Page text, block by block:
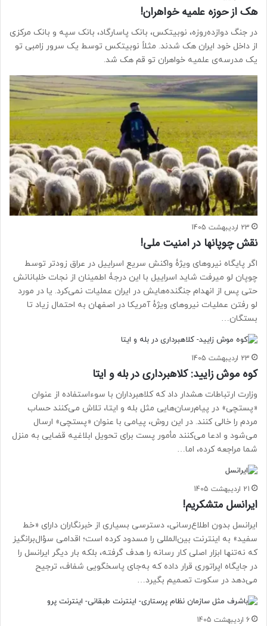
هک از حوزه علمیه خواهران!
در جنگ دوازده‌روزه، نوبیتکس، بانک پاسارگاد، بانک سپه و بانک مرکزی
از داخل خود ایران هک شدند. مثلاً نوبیتکس توسط یک سرور زامبی تو
یک مدرسه‌ی علمیه خواهران تو قم هک شد.
23 اردیبهشت 1405
نقش چوپانها در امنیت ملی!
اگر پایگاه نیروهای ویژۀ واکنش سریع اسراییل در عراق زودتر توسط
چوپان لو میرفت شاید اسراییل با این درجۀ اطمینان از نجات خلبانانش
حتی پس از انهدام جنگنده‌هایش در ایران عملیات نمی‌کرد. یا در مورد
لو رفتن عملیات نیروهای ویژۀ آمریکا در اصفهان به احتمال زیاد تا
بستگان…
23 اردیبهشت 1405
کوه موش زایید: کلاهبرداری در بله و ایتا
وزارت ارتباطات هشدار داد که کلاهبرداران با سوءاستفاده از عنوان
«پستچی» در پیام‌رسان‌هایی مثل بله و ایتا، تلاش می‌کنند حساب
مردم را خالی کنند. در این روش، پیامی با عنوان «پستچی» ارسال
می‌شود و ادعا می‌کنند مأمور پست برای تحویل ابلاغیه قضایی به منزل
شما مراجعه کرده، اما…
21 اردیبهشت 1405
ایرانسل متشکریم!
ایرانسل بدون اطلاع‌رسانی، دسترسی بسیاری از خبرنگاران دارای «خط
سفید» به اینترنت بین‌المللی را مسدود کرده است؛ اقدامی سؤال‌برانگیز
که نه‌تنها ابزار اصلی کار رسانه را هدف گرفته، بلکه بار دیگر ایرانسل را
در جایگاه اپراتوری قرار داده که به‌جای پاسخگویی شفاف، ترجیح
می‌دهد در سکوت تصمیم بگیرد…
6 اردیبهشت 1405